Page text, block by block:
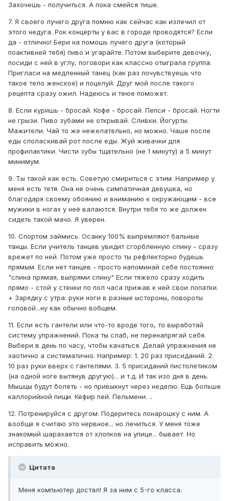
Захочешь - получиться. А пока смейся тише.
7. Я своего лучего друга помню как сейчас как излечил от
этого недуга. Рок концерты у вас в городе проводятся? Если
да - отлично! Бери на помошь лучего друга (который
поактивней тебя) пиво и угарайте. Потом выберите девочку,
посиди с ней в углу, поговори как классно отыграла группа.
Пригласи на медленный танец (как раз почувствуешь что
такое тело женское) и поцелуй. Друг мой после такого
рецепта сразу ожил. Надеюсь и теюе поможет.
8. Если куришь - бросай. Кофе - бросай. Пепси - бросай. Ногти
не грызи. Пиво зубами не открывай. Сливки. Йогурты.
Мажители. Чай то же нежелательно, но можно. Чаше после
еды споласкивай рот после еды. Жуй живачки для
профилактики. Чисти зубы тщательно (не 1 минуту) а 5 минут
минимум.
9. Ты такой как есть. Советую смириться с этим. Например у
меня есть тетя. Она не очень симпатичная девушка, но
благодаря своему обоянию и вниманию к окружающим - все
мужики в ногах у неё валаются. Внутри тебя то же должен
сидеть такой мачо. Я уверен.
10. Спортом займись. Осанку 100% выпремляют бальные
танцы. Если учитель танцев увидит сгорбленную спину - сразу
врежет по ней. Потом уже просто ты рефлекторно будешь
прямым. Если нет танцев - просто напоминай себе постоянно
"спина прямая, выпрями спину" Если тяжело сразу ходить
прямо - стой у стенки по пол часа прижав к ней свои лопатки.
+ Зарядку с утра: руки ноги в разные ыстороны, повороты
головой...ну как обычно вобщем.
11. Если есть гантели или что-то вроде того, то выработай
систему упражнений. Пока ты слаб, не перенапрягай себя.
Выбери в день по часу, чтобы качаться. Делай упражнения не
хаотично а систематично. Например: 1. 20 раз присиданий. 2.
10 раз руки вверх с гантелями. 3. 5 присиданий пистолетиком
(на одной ноге вытянув другую)... и т.д. И так изо дня в день.
Мышцы будут болеть - но привыкнут через неделю. Ещь больше
каллорийной пищи. Кефир пей. Пельмени. ..
12. Потренируйся с другом. Подеритесь понарошку с ним. А
вообще я считаю это нервное... но лечиться. У меня тоже
знакомый шарахается от хлопков на улице... бывает. Но
исправить можно.
Цитата
Меня компьютер достал! Я за ним с 5-го класса.